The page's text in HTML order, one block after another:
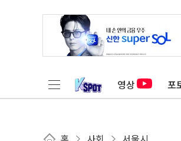
영상 포